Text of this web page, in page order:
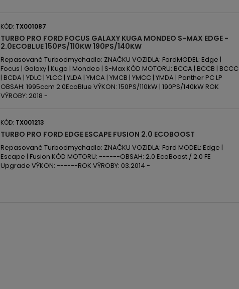
KÓD: TX001087
TURBO PRO FORD FOCUS GALAXY KUGA MONDEO S-MAX EDGE -
2.0ECOBLUE 150PS/110KW 190PS/140KW
Repasované Turbodmychadlo: ZNAČKU VOZIDLA: FordMODEL: Edge |
Focus | Galaxy | Kuga | Mondeo | S-Max KÓD MOTORU: BCCA | BCCB | BCCC
| BCDA | YDLC | YLCC | YLDA | YMCA | YMCB | YMCC | YMDA | Panther PC LP
OBSAH: 1995ccm 2.0EcoBlue VÝKON: 150PS/110kW | 190PS/140kW ROK
VÝROBY: 2018 -
KÓD: TX001213
TURBO PRO FORD EDGE ESCAPE FUSION 2.0 ECOBOOST
Repasované Turbodmychadlo: ZNAČKU VOZIDLA: Ford MODEL: Edge |
Escape | Fusion KÓD MOTORU: ------OBSAH: 2.0 EcoBoost / 2.0 FE
Upgrade VÝKON: ------ROK VÝROBY: 03.2014 -